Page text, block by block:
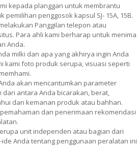
kepada planggan untuk membrantu
penggosok kapsul SJ- 15A, 15B.
Panggilan telepon atau
Para ahli kami berharap untuk menima
Anda.
milki dan apa yang akhirya ingin Anda
kami foto produk serupa, visuasi seperti
akan mencantumkan parameter
antara Anda bicarakan, berat,
dan kemanan produk atau bahhan.
dan penerimaan rekomendasi
unit independen atau bagian dari
ide Anda tentang penggunaan peralatan ini